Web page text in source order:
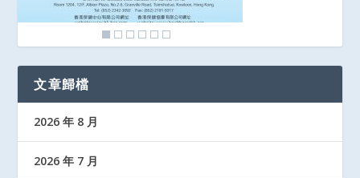
文章歸檔
2026 年 8 月
2026 年 7 月